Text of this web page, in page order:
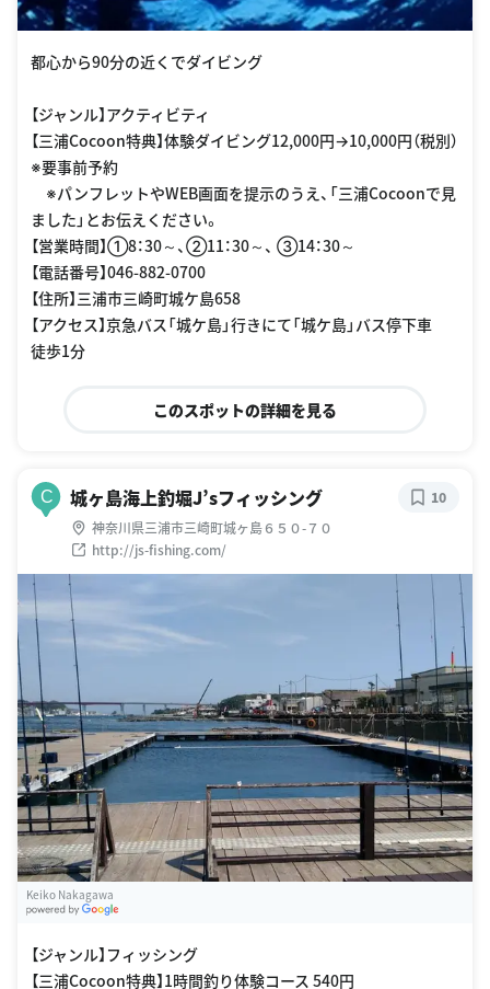
都心から90分の近くでダイビング
【ジャンル】アクティビティ
【三浦Cocoon特典】体験ダイビング12,000円→10,000円（税別）
※要事前予約
※パンフレットやWEB画面を提示のうえ、「三浦Cocoonで見
ました」とお伝えください。
【営業時間】①8：30～、②11：30～、 ③14：30～
【電話番号】046-882-0700
【住所】三浦市三崎町城ケ島658
【アクセス】京急バス「城ケ島」行きにて「城ケ島」バス停下車
徒歩1分
このスポットの詳細を見る
C 城ヶ島海上釣堀J’sフィッシング
神奈川県三浦市三崎町城ヶ島６５０-７０
http://js-fishing.com/
10
Keiko Nakagawa
【ジャンル】フィッシング
【三浦Cocoon特典】1時間釣り体験コース 540円